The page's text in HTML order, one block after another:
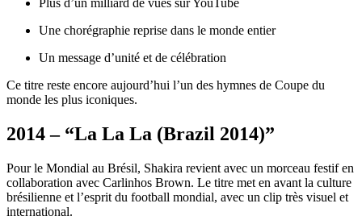
Plus d’un milliard de vues sur YouTube
Une chorégraphie reprise dans le monde entier
Un message d’unité et de célébration
Ce titre reste encore aujourd’hui l’un des hymnes de Coupe du
monde les plus iconiques.
2014 – “La La La (Brazil 2014)”
Pour le Mondial au Brésil, Shakira revient avec un morceau festif en
collaboration avec Carlinhos Brown. Le titre met en avant la culture
brésilienne et l’esprit du football mondial, avec un clip très visuel et
international.